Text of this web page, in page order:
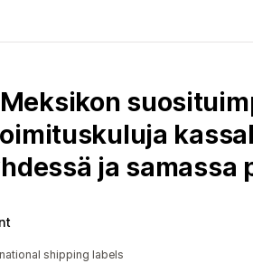
ja samassa
shipping labels